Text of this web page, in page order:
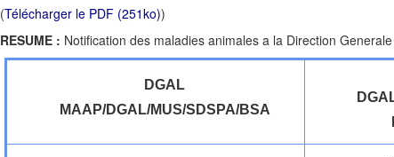
(Télécharger le PDF (251ko))
RESUME : Notification des maladies animales a la Direction
DGAL
MAAP/DGAL/MUS/SDSPA/BSA